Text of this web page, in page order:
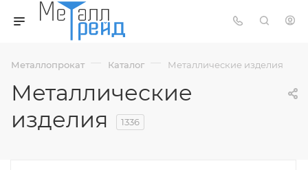
Металлопрокат — Каталог — Металлические изделия
Металлические
изделия
1336